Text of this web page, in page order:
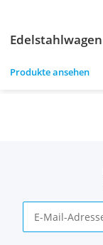
Edelstahlwagen
Produkte ansehen